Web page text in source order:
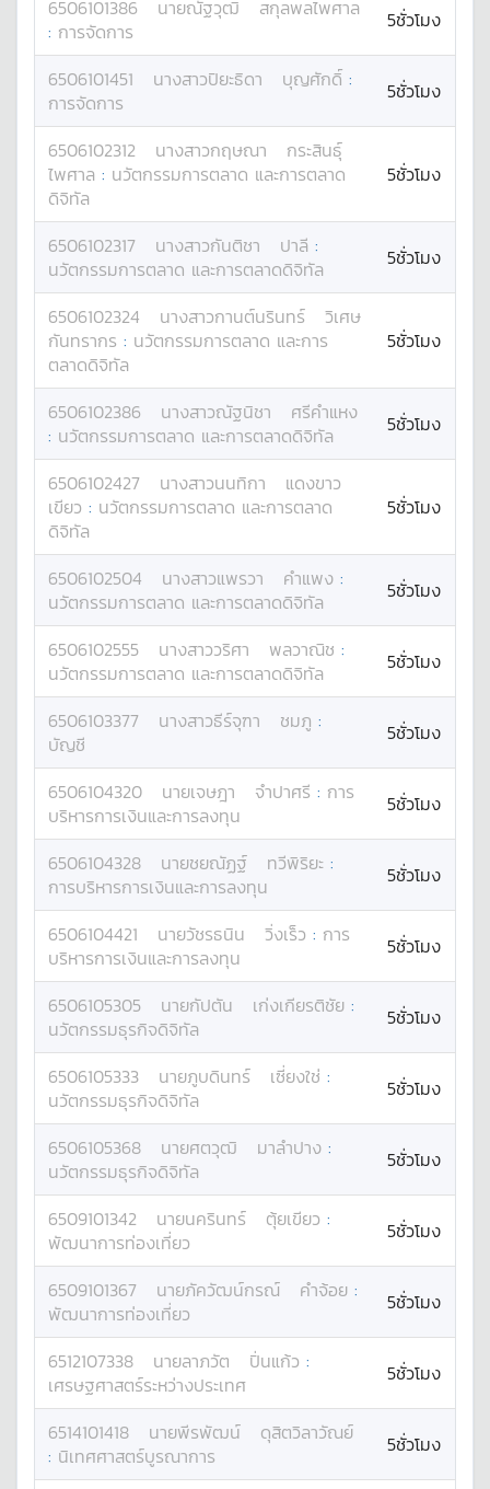
6506101386 นายณัฐวุฒิ
สกุลพลไพศาล
: การจัดการ 5ชั่วโมง
6506101451 นางสาวปิยะธิดา บุญศักดิ์ :
การจัดการ
5ชั่วโมง
6506102312 นางสาวกฤษณา
กระสินธุ์
ไพศาล : นวัตกรรมการตลาด และการตลาด
ดิจิทัล
5ชั่วโมง
6506102317 นางสาวกันติชา ปาลี :
นวัตกรรมการตลาด และการตลาดดิจิทัล
5ชั่วโมง
6506102324 นางสาวกานต์นรินทร์
วิเศษ
กันทรากร : นวัตกรรมการตลาด และการ
ตลาดดิจิทัล
5ชั่วโมง
6506102386 นางสาวณัฐนิชา
ศรีคำแหง
: นวัตกรรมการตลาด และการตลาดดิจิทัล 5ชั่วโมง
6506102427 นางสาวนนทิกา
แดงขาว
เขียว : นวัตกรรมการตลาด และการตลาด
ดิจิทัล
5ชั่วโมง
6506102504 นางสาวแพรวา คำแพง :
นวัตกรรมการตลาด และการตลาดดิจิทัล
5ชั่วโมง
6506102555 นางสาววริศา พลวาณิช :
นวัตกรรมการตลาด และการตลาดดิจิทัล
5ชั่วโมง
6506103377 นางสาวธีร์จุฑา ชมภู :
บัญชี
5ชั่วโมง
6506104320 นายเจษฎา จำปาศรี : การ
บริหารการเงินและการลงทุน
5ชั่วโมง
6506104328 นายชยณัฏฐ์ ทวีพิริยะ :
การบริหารการเงินและการลงทุน
5ชั่วโมง
6506104421 นายวัชรธนิน วิ่งเร็ว : การ
บริหารการเงินและการลงทุน
5ชั่วโมง
6506105305 นายกัปตัน เก่งเกียรติชัย :
นวัตกรรมธุรกิจดิจิทัล
5ชั่วโมง
6506105333 นายภูบดินทร์ เซี่ยงใช่ :
นวัตกรรมธุรกิจดิจิทัล
5ชั่วโมง
6506105368 นายศตวุฒิ มาลำปาง :
นวัตกรรมธุรกิจดิจิทัล
5ชั่วโมง
6509101342 นายนครินทร์ ตุ้ยเขียว :
พัฒนาการท่องเที่ยว
5ชั่วโมง
6509101367 นายภัควัฒน์กรณ์ คำจ้อย :
พัฒนาการท่องเที่ยว
5ชั่วโมง
6512107338 นายลาภวัต ปิ่นแก้ว :
เศรษฐศาสตร์ระหว่างประเทศ
5ชั่วโมง
6514101418 นายพีรพัฒน์
ดุสิตวิลาวัณย์
: นิเทศศาสตร์บูรณาการ 5ชั่วโมง